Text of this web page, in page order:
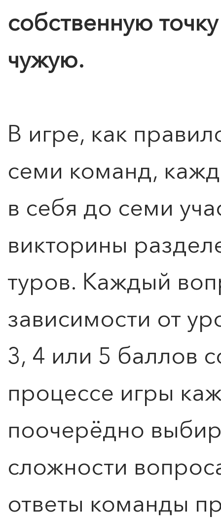
собственную
чужую.
В игре, как
семи команд,
в себя до семи
викторины
туров. Каждый
зависимости от
3, 4 или 5 баллов
процессе игры
поочерёдно
сложности
ответы команды